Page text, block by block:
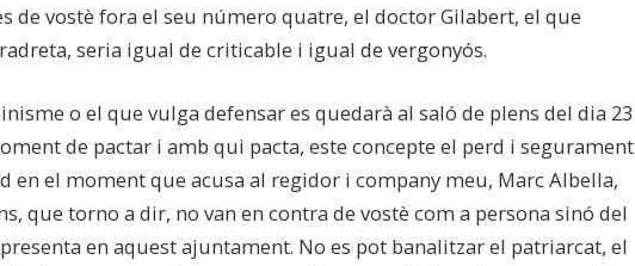
de vostè fora el seu número quatre, el doctor Gilabert, el que
seria igual de criticable i igual de vergonyós.
o el que vulga defensar es quedarà al saló de plens del dia 23
de pactar i amb qui pacta, este concepte el perd i segurament
en el moment que acusa al regidor i company meu, Marc Albella,
que torno a dir, no van en contra de vostè com a persona sinó del
en aquest ajuntament. No es pot banalitzar el patriarcat, el